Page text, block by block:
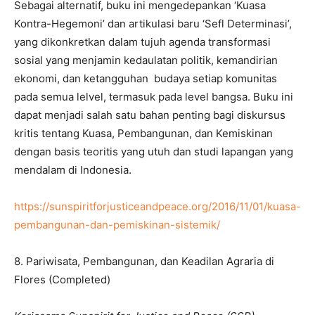
Sebagai alternatif, buku ini mengedepankan ‘Kuasa
Kontra-Hegemoni’ dan artikulasi baru ‘Sefl Determinasi’,
yang dikonkretkan dalam tujuh agenda transformasi
sosial yang menjamin kedaulatan politik, kemandirian
ekonomi, dan ketangguhan budaya setiap komunitas
pada semua lelvel, termasuk pada level bangsa. Buku ini
dapat menjadi salah satu bahan penting bagi diskursus
kritis tentang Kuasa, Pembangunan, dan Kemiskinan
dengan basis teoritis yang utuh dan studi lapangan yang
mendalam di Indonesia.
https://sunspiritforjusticeandpeace.org/2016/11/01/kuasa-
pembangunan-dan-pemiskinan-sistemik/
8. Pariwisata, Pembangunan, dan Keadilan Agraria di
Flores (Completed)